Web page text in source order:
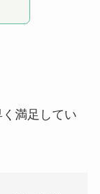
満足してい